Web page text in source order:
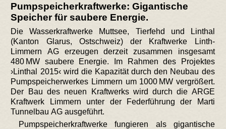
Pumpspeicherkraftwerke: Gigantische
Speicher für saubere Energie.
Die Wasserkraftwerke Muttsee, Tierfehd und Linthal
(Kanton Glarus, Ostschweiz) der Kraftwerke Linth-
Limmern AG erzeugen derzeit zusammen insgesamt
480 MW saubere Energie. Im Rahmen des Projektes
›Linthal 2015‹ wird die Kapazität durch den Neubau des
Pumpspeicherwerkes Limmern um 1000 MW vergrößert.
Der Bau des neuen Kraftwerks wird durch die ARGE
Kraftwerk Limmern unter der Federführung der Marti
Tunnelbau AG ausgeführt.
Pumpspeicherkraftwerke fungieren als gigantische